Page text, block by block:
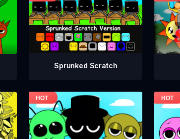
Sprunked Scratch